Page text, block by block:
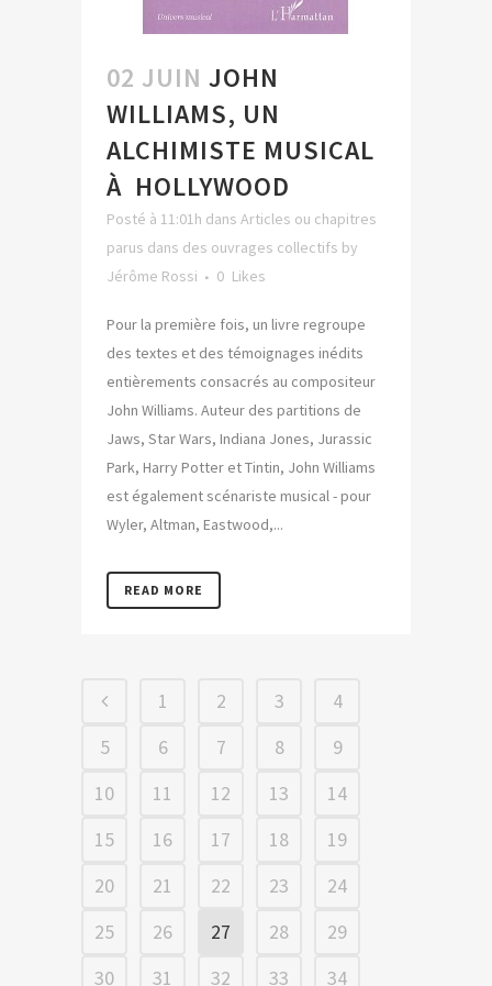
02 JUIN JOHN
WILLIAMS, UN
ALCHIMISTE MUSICAL
À HOLLYWOOD
Posté à 11:01h dans Articles ou chapitres
parus dans des ouvrages collectifs by
Jérôme Rossi
0 Likes
Pour la première fois, un livre regroupe
des textes et des témoignages inédits
entièrements consacrés au compositeur
John Williams. Auteur des partitions de
Jaws, Star Wars, Indiana Jones, Jurassic
Park, Harry Potter et Tintin, John Williams
est également scénariste musical - pour
Wyler, Altman, Eastwood,...
READ MORE
1 2 3
4
5
6 7 8
9
10
11 12 13
14
15
16 17 18
19
20
21 22 23
24
25
26 27 28
29
30
31 32 33
34